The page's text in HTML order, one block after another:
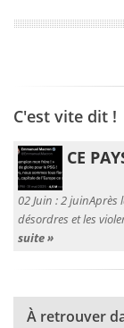
C'est vite dit !
CE
02 Juin :2 juinAprès
désordres et les
suite »
À retrouver